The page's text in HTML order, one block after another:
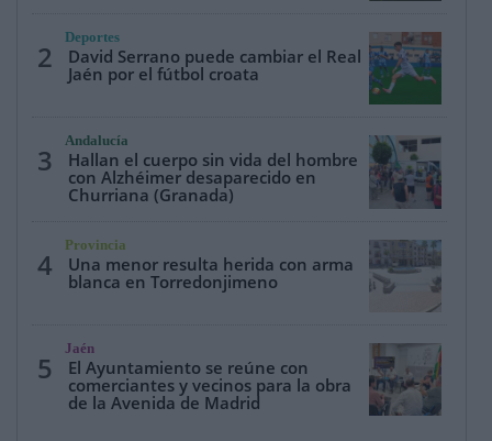
2
Deportes
David Serrano puede cambiar el Real
Jaén por el fútbol croata
3
Andalucía
Hallan el cuerpo sin vida del hombre
con Alzhéimer desaparecido en
Churriana (Granada)
4
Provincia
Una menor resulta herida con arma
blanca en Torredonjimeno
5
Jaén
El Ayuntamiento se reúne con
comerciantes y vecinos para la obra
de la Avenida de Madrid